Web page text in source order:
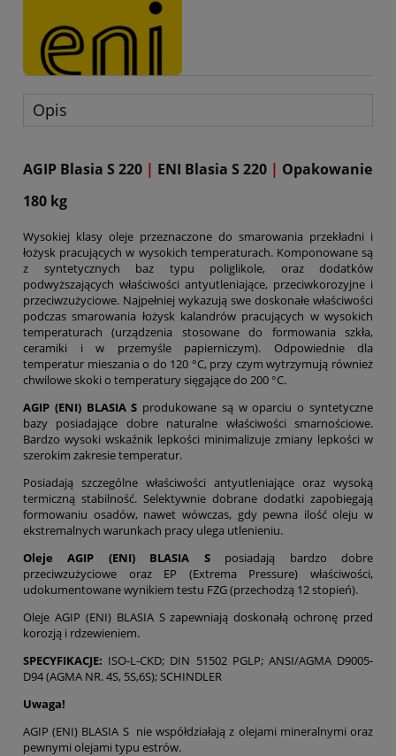
Opis
AGIP Blasia S 220 | ENI Blasia S 220 | Opakowanie
180 kg
Wysokiej klasy oleje przeznaczone do smarowania przekładni i
łożysk pracujących w wysokich temperaturach. Komponowane są
z syntetycznych baz typu poliglikole, oraz dodatków
podwyższających właściwości antyutleniające, przeciwkorozyjne i
przeciwzużyciowe. Najpełniej wykazują swe doskonałe właściwości
podczas smarowania łożysk kalandrów pracujących w wysokich
temperaturach (urządzenia stosowane do formowania szkła,
ceramiki i w przemyśle papierniczym). Odpowiednie dla
temperatur mieszania o do 120 °C, przy czym wytrzymują również
chwilowe skoki o temperatury sięgające do 200 °C.
AGIP (ENI) BLASIA S produkowane są w oparciu o syntetyczne
bazy posiadające dobre naturalne właściwości smarnościowe.
Bardzo wysoki wskaźnik lepkości minimalizuje zmiany lepkości w
szerokim zakresie temperatur.
Posiadają szczególne właściwości antyutleniające oraz wysoką
termiczną stabilność. Selektywnie dobrane dodatki zapobiegają
formowaniu osadów, nawet wówczas, gdy pewna ilość oleju w
ekstremalnych warunkach pracy ulega utlenieniu.
Oleje AGIP (ENI) BLASIA Sposiadają bardzo dobre
przeciwzużyciowe oraz EP (Extrema Pressure) właściwości,
udokumentowane wynikiem testu FZG (przechodzą 12 stopień).
Oleje AGIP (ENI) BLASIA S zapewniają doskonałą ochronę przed
korozją i rdzewieniem.
SPECYFIKACJE: ISO-L-CKD; DIN 51502 PGLP; ANSI/AGMA D9005-
D94 (AGMA NR. 4S, 5S,6S); SCHINDLER
Uwaga!
AGIP (ENI) BLASIA S nie współdziałają z olejami mineralnymi oraz
pewnymi olejami typu estrów.